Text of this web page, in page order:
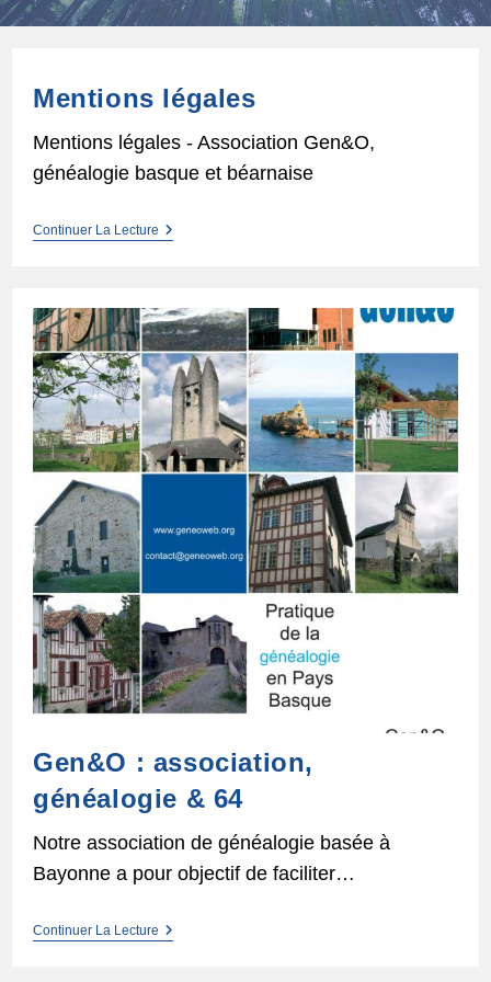
Mentions légales
Mentions légales - Association Gen&O,
généalogie basque et béarnaise
Continuer La LectureMentions
Gen&O : association,
généalogie & 64
Notre association de généalogie basée à
Bayonne a pour objectif de faciliter…
Continuer La LectureGen&O